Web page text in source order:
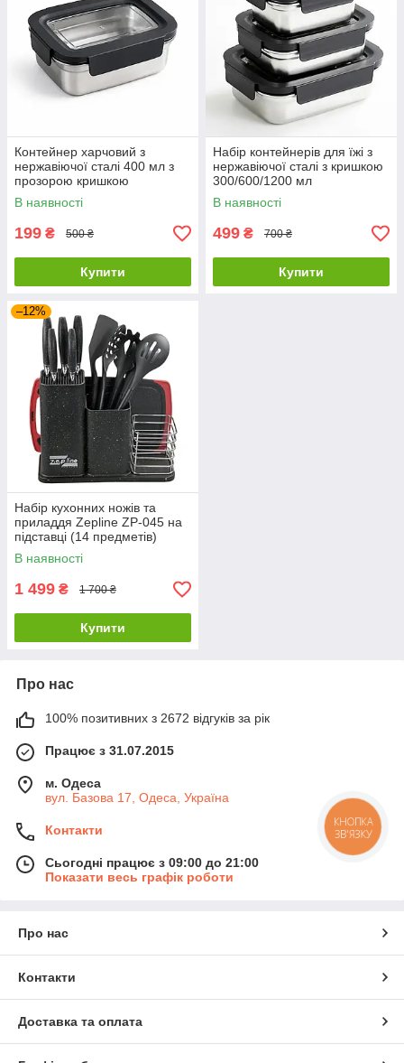
Контейнер харчовий з
нержавіючої сталі 400 мл з
прозорою кришкою
В наявності
199 ₴ 500 ₴
Купити
Набір контейнерів для їжі з
нержавіючої сталі з кришкою
300/600/1200 мл
В наявності
499 ₴ 700 ₴
Купити
–12%
Набір кухонних ножів та
приладдя Zepline ZP-045 на
підставці (14 предметів)
Чорний
В наявності
1 499 ₴ 1 700 ₴
Купити
Про нас
100% позитивних з 2672 відгуків за рік
Працює з 31.07.2015
м. Одеса
вул. Базова 17, Одеса, Україна
Контакти
Сьогодні працює з 09:00 до 21:00
Показати весь графік роботи
Про нас
Контакти
Доставка та оплата
КНОПКА
ЗВ'ЯЗКУ